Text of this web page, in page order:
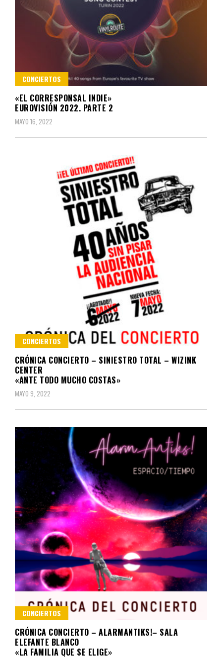
CONCIERTOS
«EL CORRESPONSAL INDIE»
EUROVISIÓN 2022. PARTE 2
MAYO 16, 2022
CONCIERTOS
CRÓNICA CONCIERTO – SINIESTRO TOTAL – WIZINK
CENTER
«ANTE TODO MUCHO COSTAS»
MAYO 9, 2022
CONCIERTOS
CRÓNICA CONCIERTO – ALARMANTIKS!– SALA
ELEFANTE BLANCO
«LA FAMILIA QUE SE ELIGE»